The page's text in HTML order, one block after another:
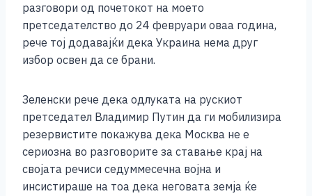
разговори од почетокот на моето
претседателство до 24 февруари оваа година,
рече тој додавајќи дека Украина нема друг
избор освен да се брани.
Зеленски рече дека одлуката на рускиот
претседател Владимир Путин да ги мобилизира
резервистите покажува дека Москва не е
сериозна во разговорите за ставање крај на
својата речиси седуммесечна војна и
инсистираше на тоа дека неговата земја ќе